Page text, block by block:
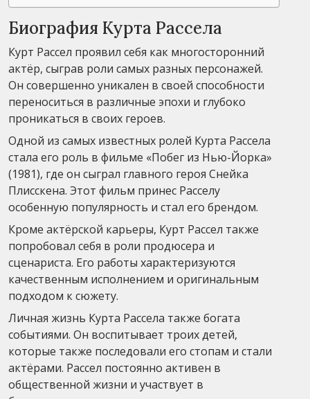
Биография Курта Рассела
Курт Рассел проявил себя как многосторонний
актёр, сыграв роли самых разных персонажей.
Он совершенно уникален в своей способности
переноситься в различные эпохи и глубоко
проникаться в своих героев.
Одной из самых известных ролей Курта Рассела
стала его роль в фильме «Побег из Нью-Йорка»
(1981), где он сыграл главного героя Снейка
Плисскена. Этот фильм принес Расселу
особенную популярность и стал его брендом.
Кроме актёрской карьеры, Курт Рассел также
попробовал себя в роли продюсера и
сценариста. Его работы характеризуются
качественным исполнением и оригинальным
подходом к сюжету.
Личная жизнь Курта Рассела также богата
событиями. Он воспитывает троих детей,
которые также последовали его стопам и стали
актёрами. Рассел постоянно активен в
общественной жизни и участвует в